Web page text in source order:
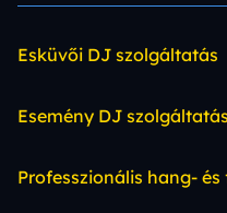
Esküvői DJ szolgáltatás
Esemény DJ szolgáltatás
Professzionális hang-